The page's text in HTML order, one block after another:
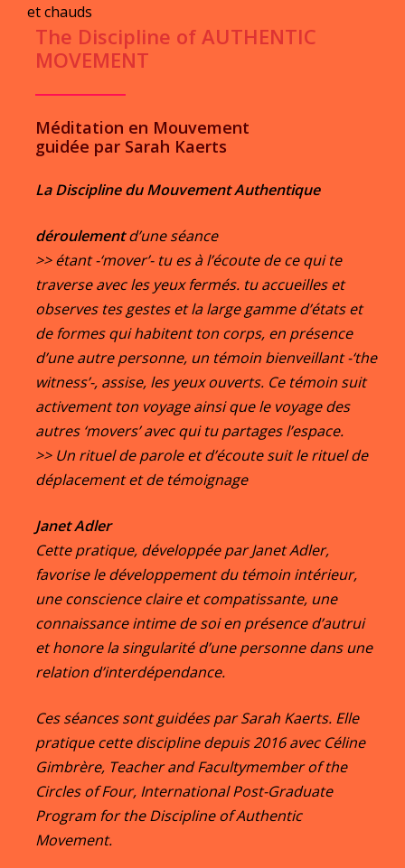
et chauds
The Discipline of AUTHENTIC
MOVEMENT
Méditation en Mouvement
guidée par Sarah Kaerts
La Discipline du Mouvement Authentique
déroulementd’une séance
>> étant -‘mover’- tu es à l’écoute de ce qui te
traverse avec les yeux fermés. tu accueilles et
observes tes gestes et la large gamme d’états et
de formes qui habitent ton corps, en présence
d’une autre personne, un témoin bienveillant -‘the
witness’-, assise, les yeux ouverts. Ce témoin suit
activement ton voyage ainsi que le voyage des
autres ‘movers’ avec qui tu partages l’espace.
>> Un rituel de parole et d’écoute suit le rituel de
déplacement et de témoignage
Janet Adler
Cette pratique, développée par Janet Adler,
favorisele développement du témoin intérieur,
une conscience claire et compatissante, une
connaissance intime de soi en présence d’autrui
et honore la singularité d’une personne dans une
relation d’interdépendance.
Ces séances sont guidées par Sarah Kaerts. Elle
pratique cette discipline depuis 2016 avec Céline
Gimbrère, Teacher and Facultymember of the
Circles of Four, International Post-Graduate
Program for the Discipline of Authentic
Movement.